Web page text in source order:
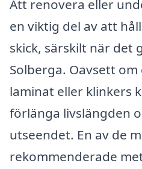
Att renovera eller
en viktig del av att
skick, särskilt när det
Solberga. Oavsett
laminat eller klinkers
förlänga livslängden
utseendet. En av de
rekommenderade